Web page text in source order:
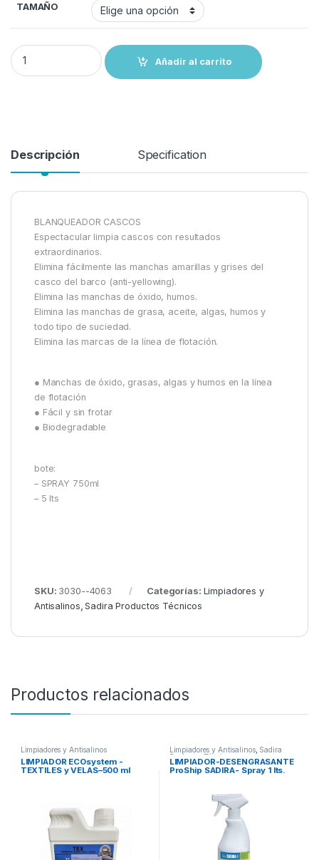
TAMAÑO
LIMPIADOR BLANQUEADOR CASCOS - SADIRA INSTANT- 1 ò 5 lts-
Añadir al carrito
Descripción Specification
BLANQUEADOR CASCOS
Espectacular limpia cascos con resultados
extraordinarios.
Elimina fácilmente las manchas amarillas y grises del
casco del barco (anti-yellowing).
Elimina las manchas de óxido, humos.
Elimina las manchas de grasa, aceite, algas, humos y
todo tipo de suciedad.
Elimina las marcas de la línea de flotación.
● Manchas de óxido, grasas, algas y humos en la línea
de flotación
● Fácil y sin frotar
● Biodegradable
bote:
– SPRAY 750ml
– 5 lts
SKU: 3030--4063 Categorías: Limpiadores y
Antisalinos,Sadira Productos Técnicos
Productos relacionados
Limpiadores y Antisalinos
LIMPIADOR ECOsystem -
TEXTILES y VELAS–500 ml
Limpiadores y Antisalinos, Sadira
Productos Técnicos
LIMPIADOR-DESENGRASANTE
ProShip SADIRA- Spray 1 lts.